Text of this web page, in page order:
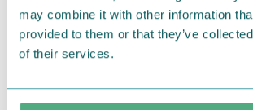
may combine it with other information
provided to them or that they’ve
of their services.